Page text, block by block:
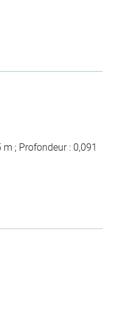
; Profondeur : 0,091